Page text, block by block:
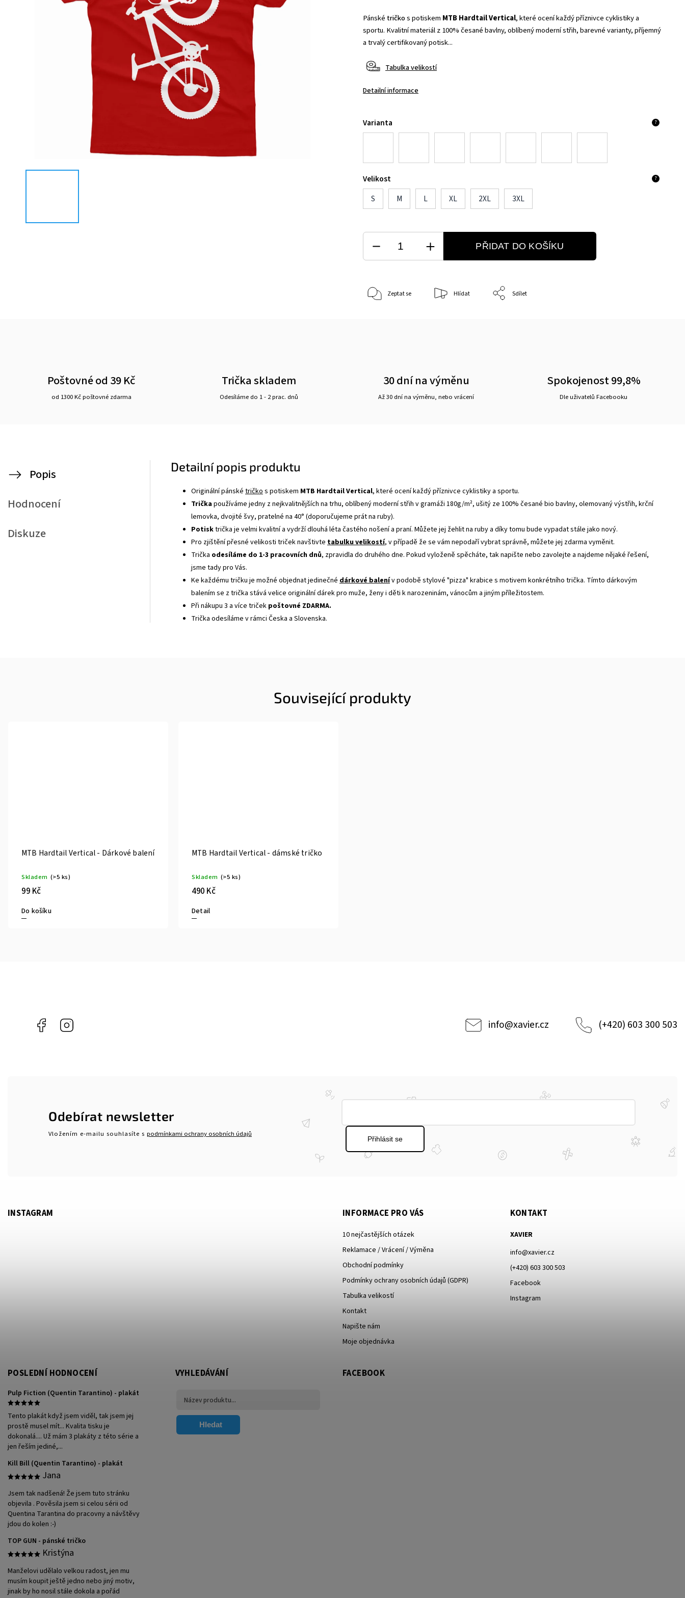
Pánské tričkos potiskem MTB Hardtail Vertical, které ocení každý příznivce cyklistiky a
sportu. Kvalitní materiál z 100% česané bavlny, oblíbený moderní střih, barevné varianty, příjemný
a trvalý certifikovaný potisk...
Tabulka velikostí
Detailní informace
Varianta ?
Velikost ?
S M L XL 2XL 3XL
PŘIDAT DO KOŠÍKU
Zeptat se Hlídat Sdílet
Poštovné od 39 Kč
od 1300 Kč poštovné zdarma
Trička skladem
Odesíláme do 1 - 2 prac. dnů
30 dní na výměnu
Až 30 dní na výměnu, nebo vrácení
Spokojenost 99,8%
Dle uživatelů Facebooku
Popis
Hodnocení
Diskuze
Detailní popis produktu
Originální pánské tričko s potiskem MTB Hardtail Vertical, které ocení každý příznivce cyklistiky a sportu.
Tričkapoužíváme jedny z nejkvalitnějších na trhu, oblíbený moderní střih v gramáži 180g/m², ušitý ze 100% česané bio bavlny, olemovaný výstřih, krční
lemovka, dvojité švy, pratelné na 40° (doporučujeme prát na ruby).
Potisktrička je velmi kvalitní a vydrží dlouhá léta častého nošení a praní. Můžete jej žehlit na ruby a díky tomu bude vypadat stále jako nový.
Pro zjištění přesné velikosti triček navštivte tabulku velikostí, v případě že se vám nepodaří vybrat správně, můžete jej zdarma vyměnit.
Trička odesíláme do 1-3 pracovních dnů, zpravidla do druhého dne. Pokud vyloženě spěcháte, tak napište nebo zavolejte a najdeme nějaké řešení,
jsme tady pro Vás.
Ke každému tričku je možné objednat jedinečné dárkové balenív podobě stylové "pizza" krabice s motivem konkrétního trička. Tímto dárkovým
balením se z trička stává velice originální dárek pro muže, ženy i děti k narozeninám, vánocům a jiným příležitostem.
Při nákupu 3 a více triček poštovné ZDARMA.
Trička odesíláme v rámci Česka a Slovenska.
Související produkty
MTB Hardtail Vertical - Dárkové balení
Skladem (>5 ks)
99 Kč
Do košíku
MTB Hardtail Vertical - dámské tričko
Skladem (>5 ks)
490 Kč
Detail
Facebook info@xavier.cz (+420) 603 300 503
Odebírat newsletter
Vložením e-mailu souhlasíte s podmínkami ochrany osobních údajů
Přihlásit se
INSTAGRAM INFORMACE PRO VÁS
10 nejčastějších otázek
Reklamace / Vrácení / Výměna
Obchodní podmínky
Podmínky ochrany osobních údajů (GDPR)
Tabulka velikostí
Kontakt
Napište nám
Moje objednávka
KONTAKT
XAVIER
info@xavier.cz
(+420) 603 300 503
Facebook
Instagram
POSLEDNÍ HODNOCENÍ
Pulp Fiction (Quentin Tarantino) - plakát
Tento plakát když jsem viděl, tak jsem jej
prostě musel mít... Kvalita tisku je
dokonalá.... Už mám 3 plakáty z této série a
jen řeším jediné,...
Kill Bill (Quentin Tarantino) - plakát
Jana
Jsem tak nadšená! Že jsem tuto stránku
objevila . Pověsila jsem si celou sérii od
Quentina Tarantina do pracovny a návštěvy
jdou do kolen :-)
TOP GUN - pánské tričko
Kristýna
Manželovi udělalo velkou radost, jen mu
musím koupit ještě jedno nebo jiný motiv,
jinak by ho nosil stále dokola a pořád
VYHLEDÁVÁNÍ
Hledat
FACEBOOK